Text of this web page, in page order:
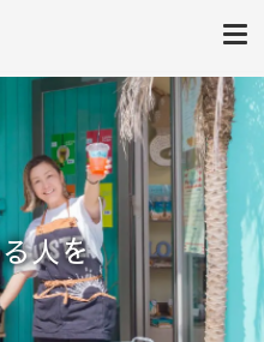
イト「ウリテ
人を
み出す人へ、
きるサポート